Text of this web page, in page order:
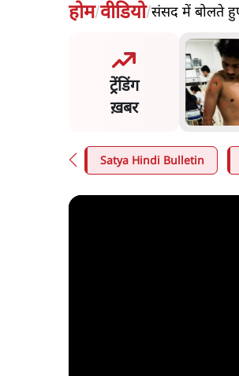
होम/वीडियो/संसद में बोलते
ट्रेंडिंग
ख़बर
किया जा रहा है, पर मोदी-
बोलने की हिम्मत नहीं'- राहुल
Satya Hindi Bulletin